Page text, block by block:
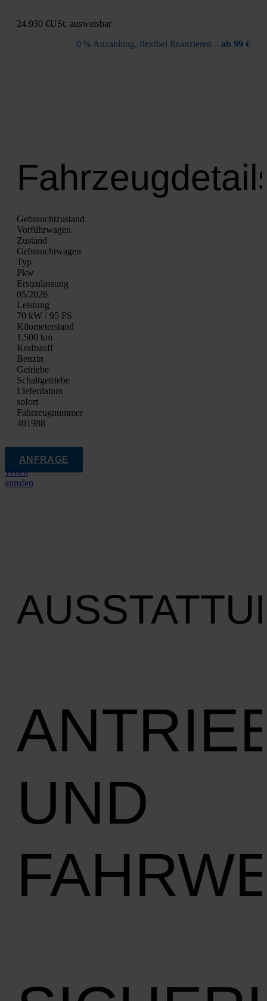
24.930 €USt. aus­weis­bar
0 % Anzah­lung, fle­xi­bel finan­zie­ren – ab 99 €
Gebrauchtzustand
Vor­führ­wa­gen
Zustand
Gebraucht­wa­gen
Typ
Pkw
Erst­zu­las­sung
05/2026
Leis­tung
70 kW / 95 PS
Kilo­me­ter­stand
1.500 km
Kraft­stoff
Ben­zin
Getrie­be
Schalt­ge­trie­be
Lie­fer­da­tum
sofort
Fahrzeugnummer
401988
ANFRAGE
Teilen
anrufen
UND